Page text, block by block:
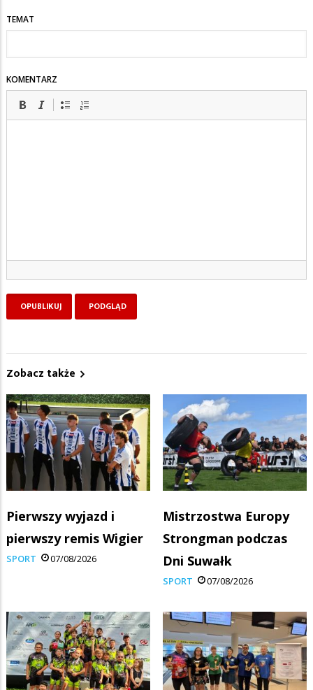
TEMAT
KOMENTARZ
Zobacz także
Pierwszy wyjazd i
pierwszy remis Wigier
SPORT 07/08/2026
Mistrzostwa Europy
Strongman podczas
Dni Suwałk
SPORT 07/08/2026